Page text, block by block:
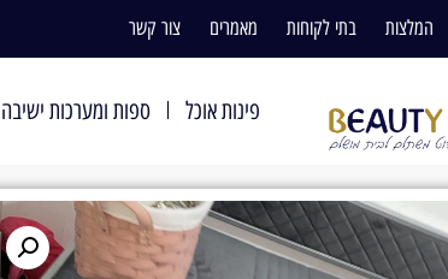
המלצות בתי לקוחות מאמרים צור קשר
פינות אוכל ספות ומערכות ישיבה